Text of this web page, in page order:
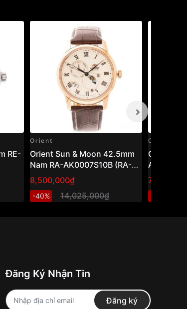
RE-
Orient
Orient Sun & Moon 42.5mm
Nam RA-AK0007S10B (RA-
AK0007S30B)
8,500,000₫
-40% 14,025,000₫
Orient
Orient
Đăng Ký Nhận Tin
Đăng ký